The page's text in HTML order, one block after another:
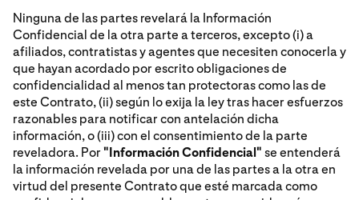
Ninguna de las partes revelará la Información
Confidencial de la otra parte a terceros, excepto (i) a
afiliados, contratistas y agentes que necesiten conocerla y
que hayan acordado por escrito obligaciones de
confidencialidad al menos tan protectoras como las de
este Contrato, (ii) según lo exija la ley tras hacer esfuerzos
razonables para notificar con antelación dicha
información, o (iii) con el consentimiento de la parte
reveladora. Por"Información Confidencial" se entenderá
la información revelada por una de las partes a la otra en
virtud del presente Contrato que esté marcada como